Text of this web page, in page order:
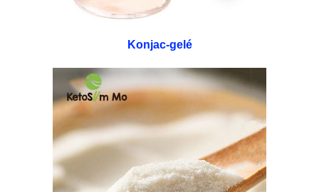
Konjac-gelé